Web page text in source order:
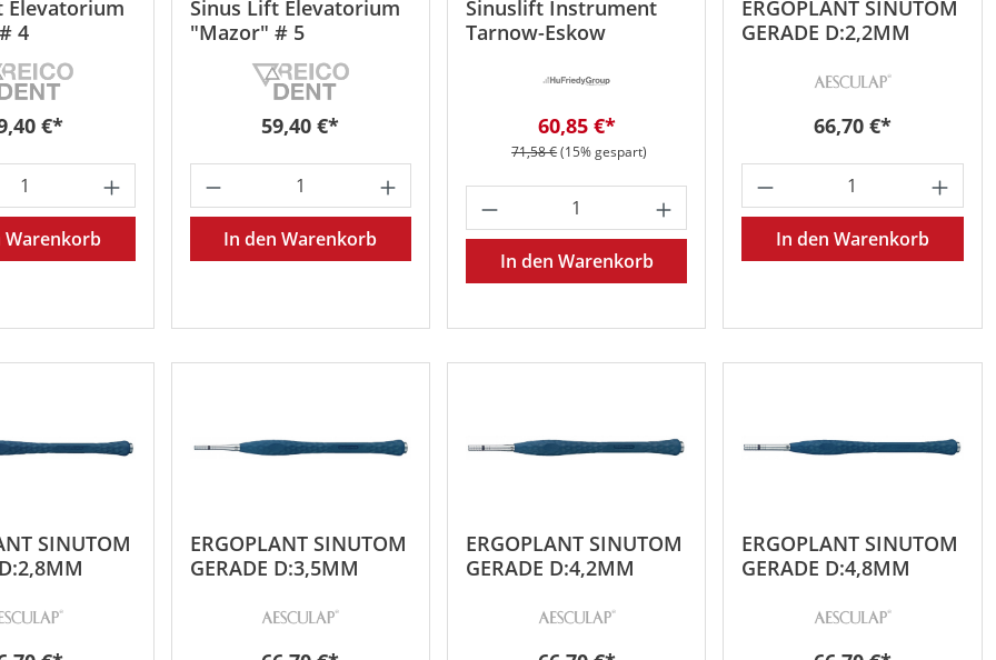
Elevatorium
4
Preis:
€*
Anzahl: Gib den gewünschten Wert ein oder benutze die Schaltflächen um
Warenkorb
Sinus Lift Elevatorium
"Mazor" # 5
Regulärer Preis:
59,40 €*
Produkt Anzahl: Gib den gewünschten Wert ein oder benutze
In den Warenkorb
Sinuslift Instrument
Tarnow-Eskow
Verkaufspreis:
60,85 €*
Regulärer Preis:
71,58 €(15% gespart)
Produkt Anzahl: Gib den gewünschten
In den Warenkorb
ERGOPLANT SINUTOM
GERADE D:2,2MM
Regulärer Preis:
66,70 €*
Produkt Anzahl:
In den Warenkorb
SINUTOM
ERGOPLANT SINUTOM
GERADE D:3,5MM
ERGOPLANT SINUTOM
GERADE D:4,2MM
ERGOPLANT SINUTOM
GERADE D:4,8MM